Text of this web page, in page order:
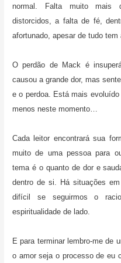
normal. Falta muito mais
distorcidos, a falta de fé,
afortunado, apesar de tudo
O perdão de Mack é
causou a grande dor, mas
e o perdoa. Está mais
menos neste momento…
Cada leitor encontrará sua
muito de uma pessoa para
tema é o quanto de dor e
dentro de si. Há situações
difícil se seguirmos o
espiritualidade de lado.
E para terminar lembro-me de
o amor seja o processo de eu